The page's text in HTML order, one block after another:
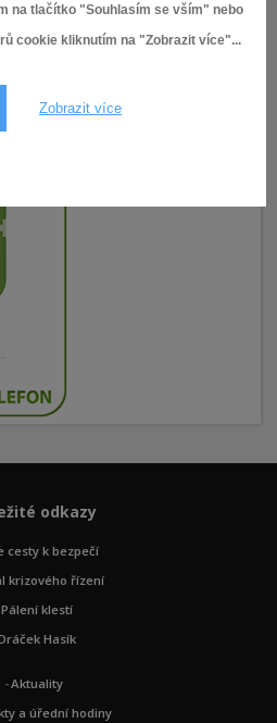
na tlačítko "Souhlasím se vším" nebo
cookie kliknutím na "Zobrazit více"...
Zobrazit více
odkazy
cesty k bezpečí
krizového řízení
Pálení klestí
Hasík
Aktuality
a úřední hodiny